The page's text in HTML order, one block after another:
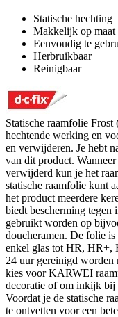
Statische hechting
Makkelijk op maat
Eenvoudig te
Herbruikbaar
Reinigbaar
Statische raamfolie Frost
hechtende werking en
en verwijderen. Je hebt
van dit product.
verwijderd kun je het
statische raamfolie kunt
het product meerdere
biedt bescherming
gebruikt worden op
doucheramen. De folie
enkel glas tot HR, HR+,
24 uur gereinigd worden
kies voor KARWEI
decoratie of om inkijk bij
Voordat je de statische
te ontvetten voor een